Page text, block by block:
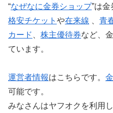
“なぜなに金券ショップ”は
格安チケット や在来線 青
カード
株主優待券など、
ています。
運営者情報はこちらです。
可能です。
みなさんはヤフオクを利用